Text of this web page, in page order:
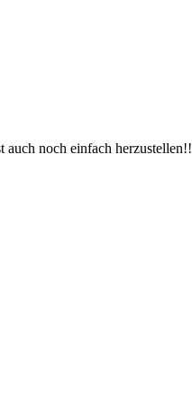
noch einfach